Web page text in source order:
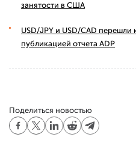
занятости в США
USD/JPY и USD/CAD
публикацией отчета ADP
Поделиться новостью